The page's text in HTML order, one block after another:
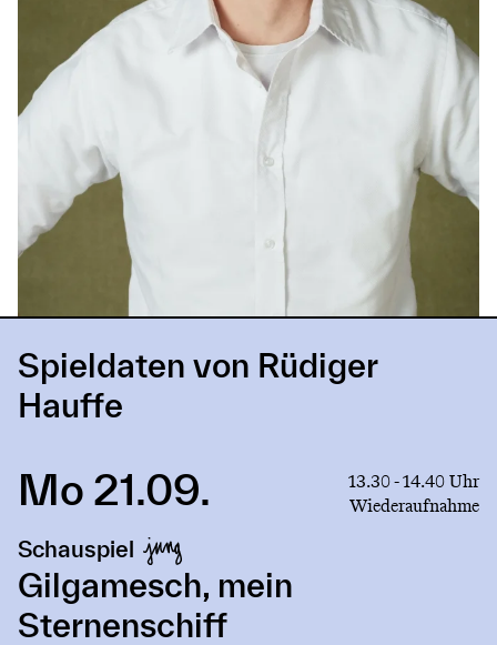
Spieldaten von Rüdiger
Hauffe
Link
Gilgamesch,
mein
Sternenschiff
Mo 21.09.
13.30 - 14.40 Uhr
Wiederaufnahme
Schauspiel
Gilgamesch, mein
Sternenschiff